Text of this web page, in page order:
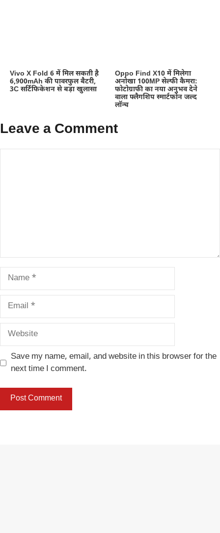
Vivo X Fold 6 में मिल सकती है
6,900mAh की पावरफुल बैटरी,
3C सर्टिफिकेशन से बड़ा खुलासा
Oppo Find X10 में मिलेगा
अनोखा 100MP सेल्फी कैमरा:
फोटोग्राफी का नया अनुभव देने
वाला फ्लैगशिप स्मार्टफोन जल्द
लॉन्च
Leave a Comment
Name
Email
Website
Save my name, email, and website in this browser for the
next time I comment.